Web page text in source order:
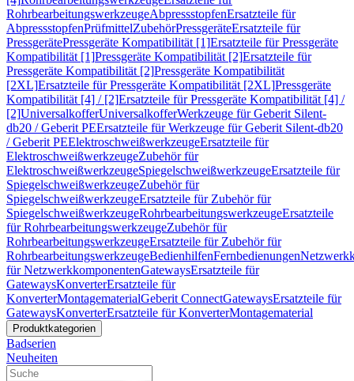
RohrbearbeitungswerkzeugeAbpressstopfenErsatzteile für
AbpressstopfenPrüfmittelZubehörPressgeräteErsatzteile für
PressgerätePressgeräte Kompatibilität [1]Ersatzteile für Pressgeräte
Kompatibilität [1]Pressgeräte Kompatibilität [2]Ersatzteile für
Pressgeräte Kompatibilität [2]Pressgeräte Kompatibilität
[2XL]Ersatzteile für Pressgeräte Kompatibilität [2XL]Pressgeräte
Kompatibilität [4] / [2]Ersatzteile für Pressgeräte Kompatibilität [4] /
[2]UniversalkofferUniversalkofferWerkzeuge für Geberit Silent-
db20 / Geberit PEErsatzteile für Werkzeuge für Geberit Silent-db20
/ Geberit PEElektroschweißwerkzeugeErsatzteile für
ElektroschweißwerkzeugeZubehör für
ElektroschweißwerkzeugeSpiegelschweißwerkzeugeErsatzteile für
SpiegelschweißwerkzeugeZubehör für
SpiegelschweißwerkzeugeErsatzteile für Zubehör für
SpiegelschweißwerkzeugeRohrbearbeitungswerkzeugeErsatzteile
für RohrbearbeitungswerkzeugeZubehör für
RohrbearbeitungswerkzeugeErsatzteile für Zubehör für
RohrbearbeitungswerkzeugeBedienhilfenFernbedienungen
für NetzwerkkomponentenGatewaysErsatzteile für
GatewaysKonverterErsatzteile für
KonverterMontagematerialGeberit ConnectGatewaysErsatzteile für
GatewaysKonverterErsatzteile für KonverterMontagematerial
Produktkategorien
Badserien
Neuheiten